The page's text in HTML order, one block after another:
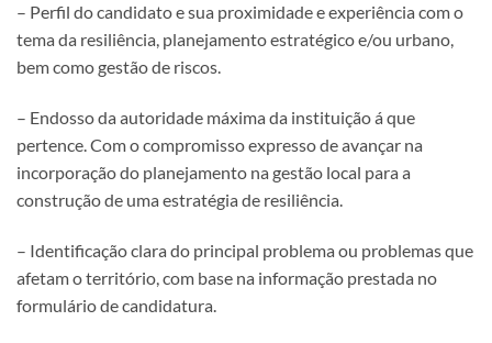
– Perfil do candidato e sua proximidade e experiência com o
tema da resiliência, planejamento estratégico e/ou urbano,
bem como gestão de riscos.
– Endosso da autoridade máxima da instituição á que
pertence. Com o compromisso expresso de avançar na
incorporação do planejamento na gestão local para a
construção de uma estratégia de resiliência.
– Identificação clara do principal problema ou problemas que
afetam o território, com base na informação prestada no
formulário de candidatura.